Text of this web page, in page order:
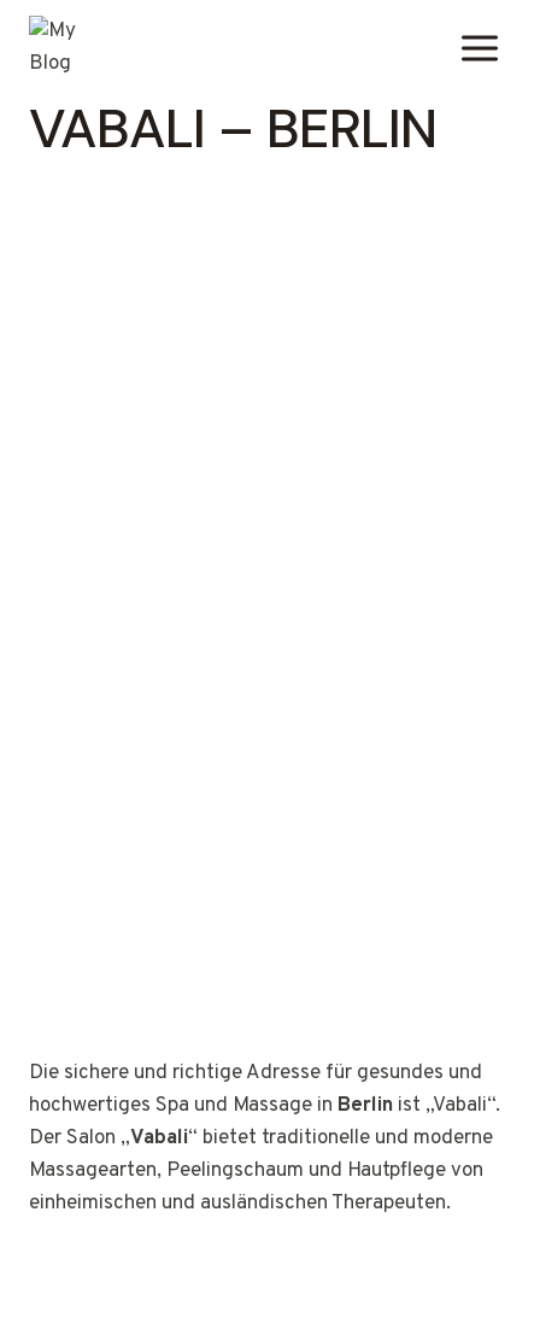
Zum
Inhalt
springen
VABALI – BERLIN
Die sichere und richtige Adresse für gesundes und
hochwertiges Spa und Massage in Berlin ist „Vabali“.
Der Salon „Vabali“ bietet traditionelle und moderne
Massagearten, Peelingschaum und Hautpflege von
einheimischen und ausländischen Therapeuten.